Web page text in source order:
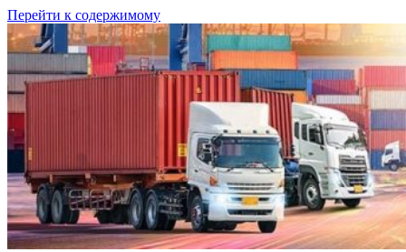
Перейти к содержимому